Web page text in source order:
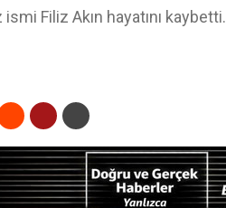
Filiz Akın hayatını kaybetti.